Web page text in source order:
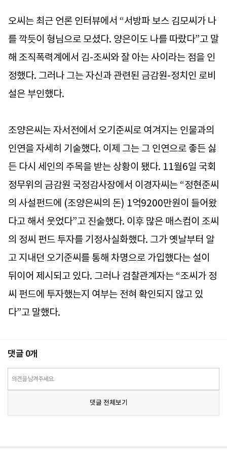
오씨는 최근 언론 인터뷰에서 “서방파 보스 김모씨가 나
를 깍듯이 형님으로 모셨다. 양은이도 나를 따랐다”고 말
해 조직폭력계에서 김-조씨와 잘 아는 사이라는 점을 인
정했다. 그러나 그는 자신과 관련된 금감원-정치인 로비
설은 부인했다.
조양은씨는 자서전에서 오기준씨로 여겨지는 인물과의
인연을 자세히 기술했다. 이제 그는 그 인연으로 좋든 싫
든 다시 세인의 주목을 받는 상황이 됐다. 11월6일 국회
정무위의 금감원 국정감사장에서 이경자씨는 “정현준씨
의 사설펀드에 (조양은씨의 돈) 1억9200만원이 들어왔
다고 해서 웃었다”고 진술했다. 이후 많은 매스컴이 조씨
의 정씨 펀드 투자를 기정사실화했다. 그가 옛날부터 알
고 지내던 오기준씨를 통해 차명으로 가입했다는 설이
뒤이어 제시되고 있다. 그러나 검찰관계자는 “조씨가 정
씨 펀드에 투자했는지 여부는 전혀 확인되지 않고 있
다”고 말했다.
댓글 0개
의견을 남겨주세요.
댓글 전체보기